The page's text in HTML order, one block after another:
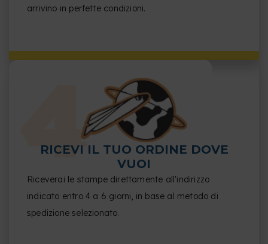
arrivino in perfette condizioni.
RICEVI IL TUO ORDINE DOVE
VUOI
Riceverai le stampe direttamente all'indirizzo
indicato entro 4 a 6 giorni, in base al metodo di
spedizione selezionato.